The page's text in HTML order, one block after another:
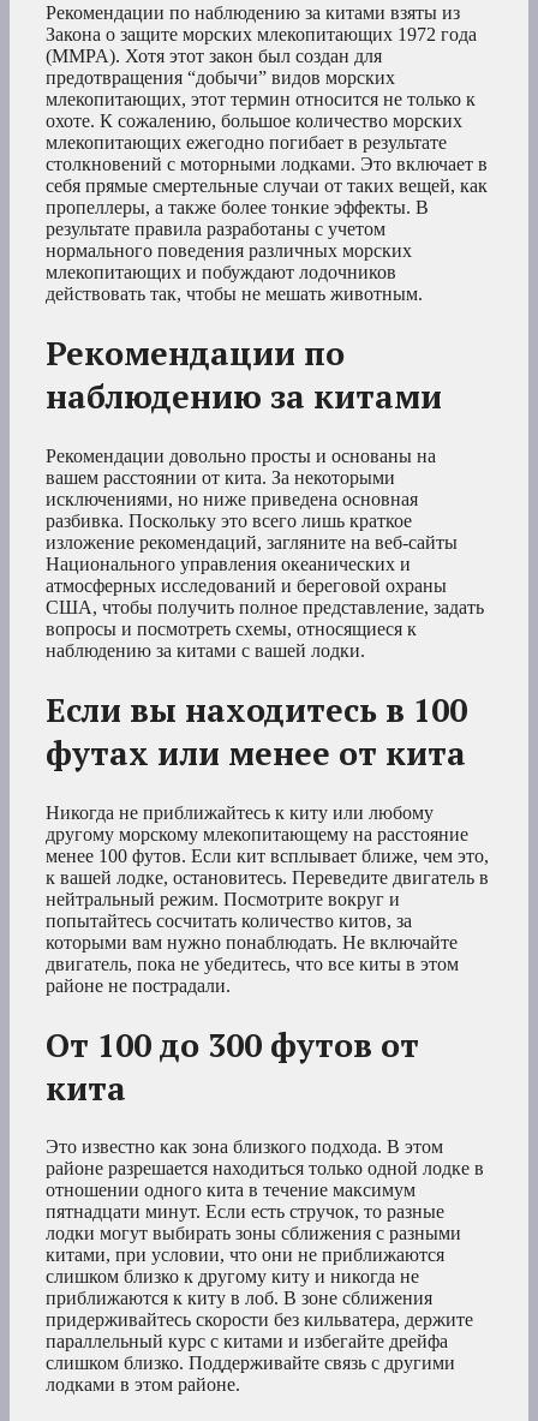
Рекомендации по наблюдению за китами взяты из
Закона о защите морских млекопитающих 1972 года
(MMPA). Хотя этот закон был создан для
предотвращения “добычи” видов морских
млекопитающих, этот термин относится не только к
охоте. К сожалению, большое количество морских
млекопитающих ежегодно погибает в результате
столкновений с моторными лодками. Это включает в
себя прямые смертельные случаи от таких вещей, как
пропеллеры, а также более тонкие эффекты. В
результате правила разработаны с учетом
нормального поведения различных морских
млекопитающих и побуждают лодочников
действовать так, чтобы не мешать животным.
Рекомендации по
наблюдению за китами
Рекомендации довольно просты и основаны на
вашем расстоянии от кита. За некоторыми
исключениями, но ниже приведена основная
разбивка. Поскольку это всего лишь краткое
изложение рекомендаций, загляните на веб-сайты
Национального управления океанических и
атмосферных исследований и береговой охраны
США, чтобы получить полное представление, задать
вопросы и посмотреть схемы, относящиеся к
наблюдению за китами с вашей лодки.
Если вы находитесь в 100
футах или менее от кита
Никогда не приближайтесь к киту или любому
другому морскому млекопитающему на расстояние
менее 100 футов. Если кит всплывает ближе, чем это,
к вашей лодке, остановитесь. Переведите двигатель в
нейтральный режим. Посмотрите вокруг и
попытайтесь сосчитать количество китов, за
которыми вам нужно понаблюдать. Не включайте
двигатель, пока не убедитесь, что все киты в этом
районе не пострадали.
От 100 до 300 футов от
кита
Это известно как зона близкого подхода. В этом
районе разрешается находиться только одной лодке в
отношении одного кита в течение максимум
пятнадцати минут. Если есть стручок, то разные
лодки могут выбирать зоны сближения с разными
китами, при условии, что они не приближаются
слишком близко к другому киту и никогда не
приближаются к киту в лоб. В зоне сближения
придерживайтесь скорости без кильватера, держите
параллельный курс с китами и избегайте дрейфа
слишком близко. Поддерживайте связь с другими
лодками в этом районе.